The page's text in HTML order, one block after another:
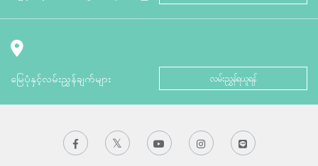
မြေပုံနှင့်လမ်းညွှန်ချက်များ လမ်းညွှန်ရယူရန်